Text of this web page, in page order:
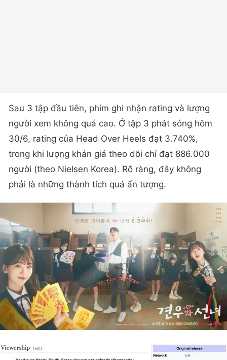
Sau 3 tập đầu tiên, phim ghi nhận rating và lượng
người xem không quá cao. Ở tập 3 phát sóng hôm
30/6, rating của Head Over Heels đạt 3.740%,
trong khi lượng khán giả theo dõi chỉ đạt 886.000
người (theo Nielsen Korea). Rõ ràng, đây không
phải là những thành tích quá ấn tượng.